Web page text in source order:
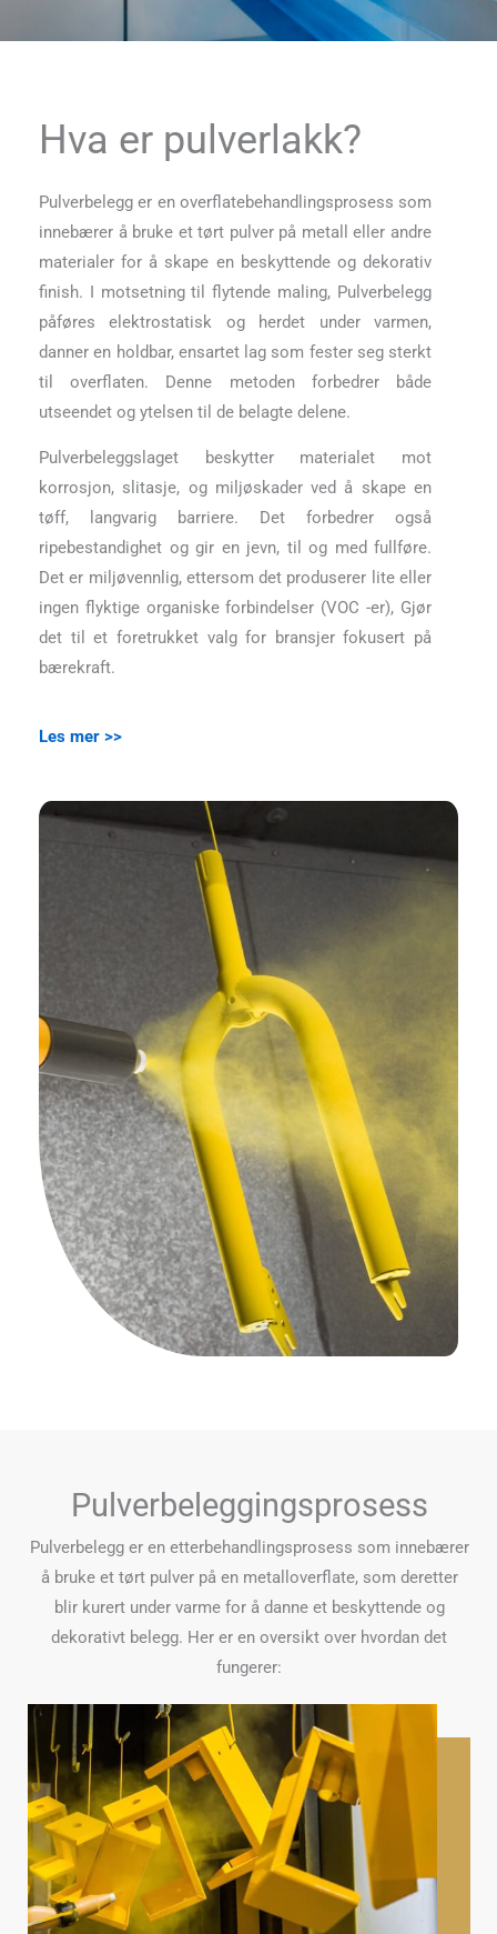
Hva er pulverlakk?
Pulverbelegg er en overflatebehandlingsprosess som
innebærer å bruke et tørt pulver på metall eller andre
materialer for å skape en beskyttende og dekorativ
finish. I motsetning til flytende maling, Pulverbelegg
påføres elektrostatisk og herdet under varmen,
danner en holdbar, ensartet lag som fester seg sterkt
til overflaten. Denne metoden forbedrer både
utseendet og ytelsen til de belagte delene.
Pulverbeleggslaget beskytter materialet mot
korrosjon, slitasje, og miljøskader ved å skape en
tøff, langvarig barriere. Det forbedrer også
ripebestandighet og gir en jevn, til og med fullføre.
Det er miljøvennlig, ettersom det produserer lite eller
ingen flyktige organiske forbindelser (VOC -er), Gjør
det til et foretrukket valg for bransjer fokusert på
bærekraft.
Les mer >>
Pulverbeleggingsprosess
Pulverbelegg er en etterbehandlingsprosess som innebærer
å bruke et tørt pulver på en metalloverflate, som deretter
blir kurert under varme for å danne et beskyttende og
dekorativt belegg. Her er en oversikt over hvordan det
fungerer: